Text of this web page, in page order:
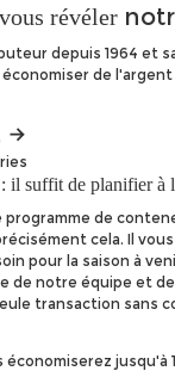
révéler
depuis 1964 et
de
il suffit de planifier à
programme de
cela. Il
pour la saison à
de notre équipe et
transaction sans
jusqu'à